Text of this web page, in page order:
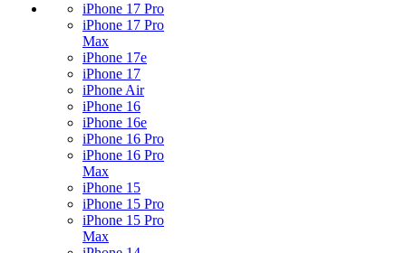
iPhone 17 Pro
iPhone 17 Pro
Max
iPhone 17e
iPhone 17
iPhone Air
iPhone 16
iPhone 16e
iPhone 16 Pro
iPhone 16 Pro
Max
iPhone 15
iPhone 15 Pro
iPhone 15 Pro
Max